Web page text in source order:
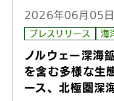
2026年06月05日
プレスリリース 海
ノルウェー深海
を含む多様な生
ース、北極圏深